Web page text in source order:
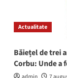
Actualitate
Băiețel de trei
Corbu: Unde a